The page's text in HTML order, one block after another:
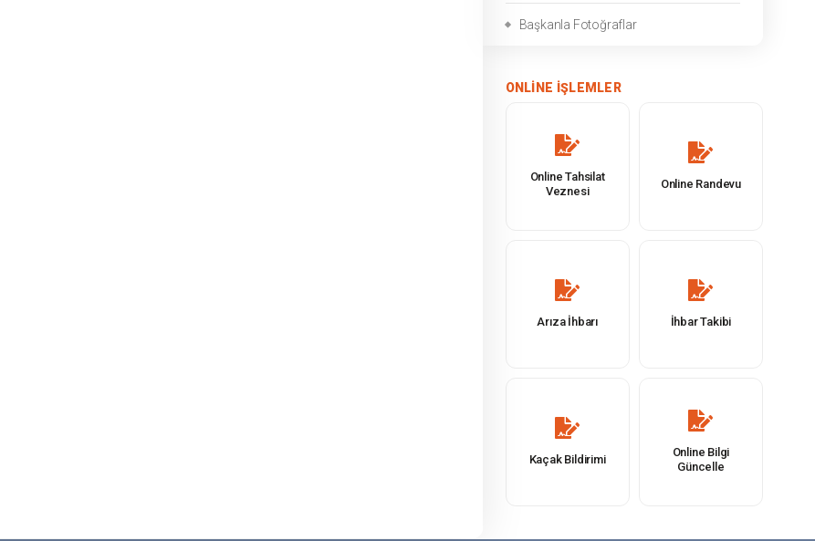
Başkanla Fotoğraflar
ONLINE İŞLEMLER
Online Tahsilat
Veznesi
Online Randevu
Arıza İhbarı İhbar Takibi
Kaçak Bildirimi
Online Bilgi
Güncelle